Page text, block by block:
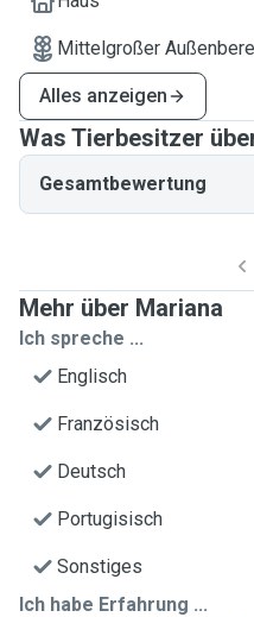
Mittelgroßer
Alles anzeigen
Was Tierbesitzer
Gesamtbewertung
Mehr über Mariana
Ich spreche ...
Englisch
Französisch
Deutsch
Portugisisch
Sonstiges
Ich habe Erfahrung ...